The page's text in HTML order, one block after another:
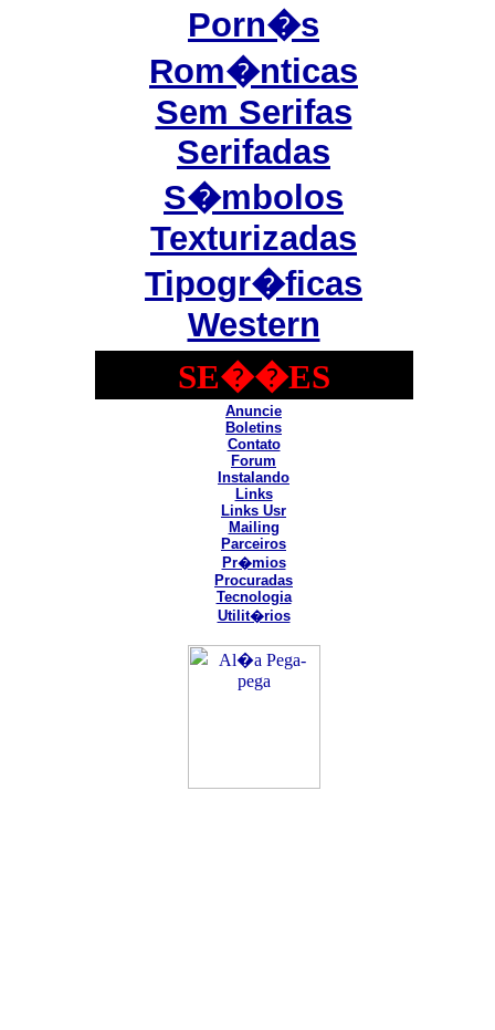
Porn�s
Rom�nticas
Sem Serifas
Serifadas
S�mbolos
Texturizadas
Tipogr�ficas
Western
SE��ES
Anuncie
Boletins
Contato
Forum
Instalando
Links
Links Usr
Mailing
Parceiros
Pr�mios
Procuradas
Tecnologia
Utilit�rios